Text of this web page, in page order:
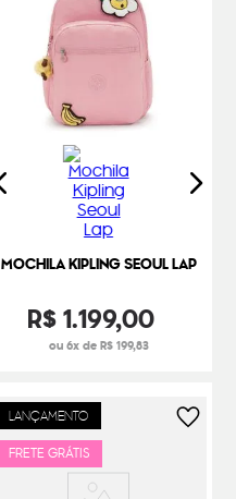
MOCHILA KIPLING SEOUL LAP
R$1.199,00
ou 6x de R$ 199,83
LANÇAMENTO
FRETE GRÁTIS